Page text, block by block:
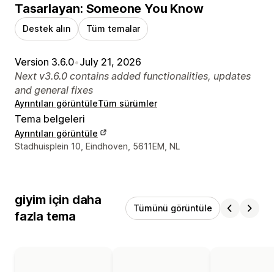
Tasarlayan: Someone You Know
Destek alın Tüm temalar
Version 3.6.0•July 21, 2026
Next v3.6.0 contains added functionalities, updates
and general fixes
Ayrıntıları görüntüleTüm sürümler
Tema belgeleri
Ayrıntıları görüntüle
Tasarımcı iletişim bilgileri
Stadhuisplein 10, Eindhoven, 5611EM, NL
giyim için daha
fazla tema
Tümünü görüntüle